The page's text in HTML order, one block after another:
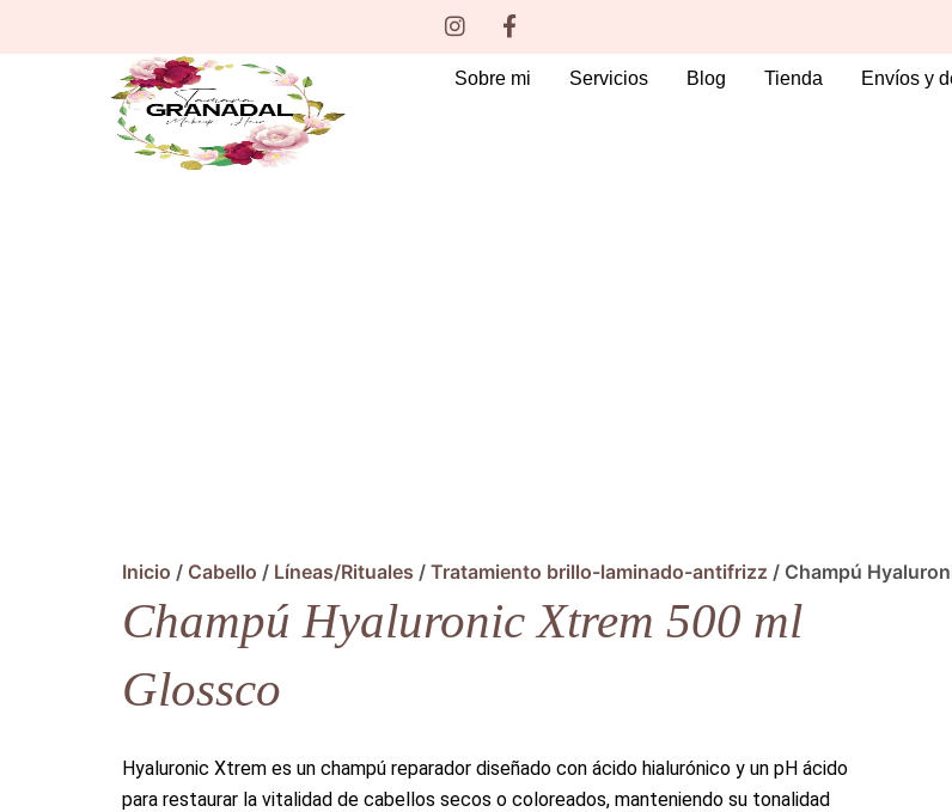
InstagramFacebook-
f
Sobre mi Servicios Blog Tienda Envíos y
Inicio / Cabello / Líneas/Rituales / Tratamiento brillo-laminado-antifrizz / Champú
Champú Hyaluronic Xtrem 500 ml
Glossco
Hyaluronic Xtrem es un champú reparador diseñado con ácido hialurónico y un pH ácido
para restaurar la vitalidad de cabellos secos o coloreados, manteniendo su tonalidad